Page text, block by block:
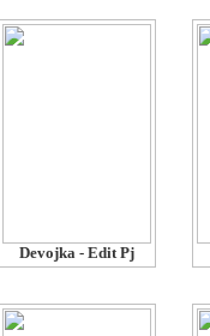
Devojka - Edit Pj